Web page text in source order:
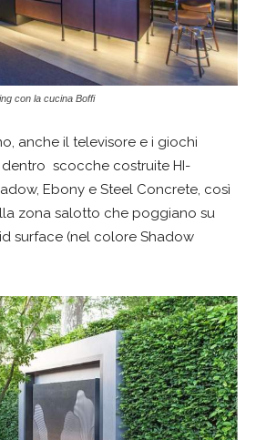
con la cucina Boffi
anche il televisore e i giochi
dentro scocche costruite HI-
Ebony e Steel Concrete, così
zona salotto che poggiano su
surface (nel colore Shadow